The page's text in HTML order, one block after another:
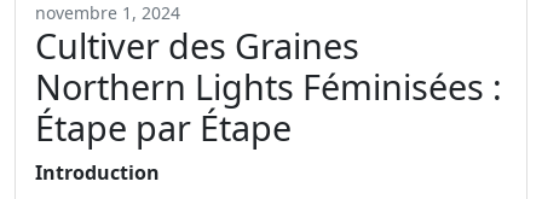
novembre 1, 2024
Cultiver des Graines
Northern Lights Féminisées :
Étape par Étape
Introduction